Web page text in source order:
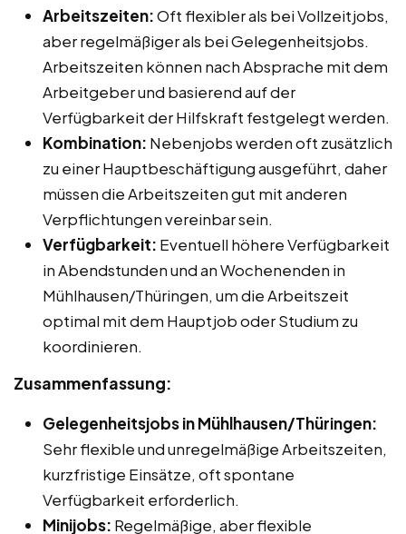
Arbeitszeiten:Oft flexibler als bei Vollzeitjobs,
aber regelmäßiger als bei Gelegenheitsjobs.
Arbeitszeiten können nach Absprache mit dem
Arbeitgeber und basierend auf der
Verfügbarkeit der Hilfskraft festgelegt werden.
Kombination: Nebenjobs werden oft zusätzlich
zu einer Hauptbeschäftigung ausgeführt, daher
müssen die Arbeitszeiten gut mit anderen
Verpflichtungen vereinbar sein.
Verfügbarkeit: Eventuell höhere Verfügbarkeit
in Abendstunden und an Wochenenden in
Mühlhausen/Thüringen, um die Arbeitszeit
optimal mit dem Hauptjob oder Studium zu
koordinieren.
Zusammenfassung:
Gelegenheitsjobs in Mühlhausen/Thüringen:
Sehr flexible und unregelmäßige Arbeitszeiten,
kurzfristige Einsätze, oft spontane
Verfügbarkeit erforderlich.
Minijobs: Regelmäßige, aber flexible